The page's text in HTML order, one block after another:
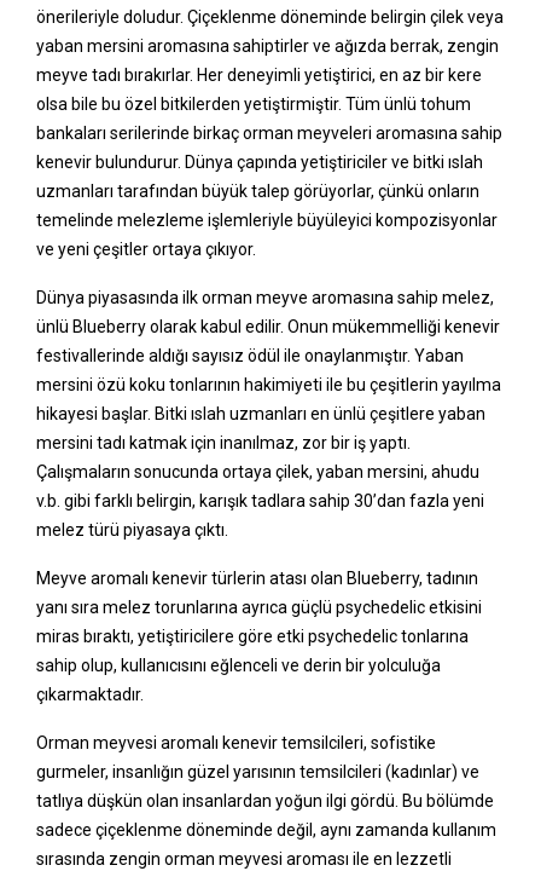
önerileriyle doludur. Çiçeklenme döneminde belirgin çilek veya
yaban mersini aromasına sahiptirler ve ağızda berrak, zengin
meyve tadı bırakırlar. Her deneyimli yetiştirici, en az bir kere
olsa bile bu özel bitkilerden yetiştirmiştir. Tüm ünlü tohum
bankaları serilerinde birkaç orman meyveleri aromasına sahip
kenevir bulundurur. Dünya çapında yetiştiriciler ve bitki ıslah
uzmanları tarafından büyük talep görüyorlar, çünkü onların
temelinde melezleme işlemleriyle büyüleyici kompozisyonlar
ve yeni çeşitler ortaya çıkıyor.
Dünya piyasasında ilk orman meyve aromasına sahip melez,
ünlü Blueberry olarak kabul edilir. Onun mükemmelliği kenevir
festivallerinde aldığı sayısız ödül ile onaylanmıştır. Yaban
mersini özü koku tonlarının hakimiyeti ile bu çeşitlerin yayılma
hikayesi başlar. Bitki ıslah uzmanları en ünlü çeşitlere yaban
mersini tadı katmak için inanılmaz, zor bir iş yaptı.
Çalışmaların sonucunda ortaya çilek, yaban mersini, ahudu
v.b. gibi farklı belirgin, karışık tadlara sahip 30’dan fazla yeni
melez türü piyasaya çıktı.
Meyve aromalı kenevir türlerin atası olan Blueberry, tadının
yanı sıra melez torunlarına ayrıca güçlü psychedelic etkisini
miras bıraktı, yetiştiricilere göre etki psychedelic tonlarına
sahip olup, kullanıcısını eğlenceli ve derin bir yolculuğa
çıkarmaktadır.
Orman meyvesi aromalı kenevir temsilcileri, sofistike
gurmeler, insanlığın güzel yarısının temsilcileri (kadınlar) ve
tatlıya düşkün olan insanlardan yoğun ilgi gördü. Bu bölümde
sadece çiçeklenme döneminde değil, aynı zamanda kullanım
sırasında zengin orman meyvesi aroması ile en lezzetli